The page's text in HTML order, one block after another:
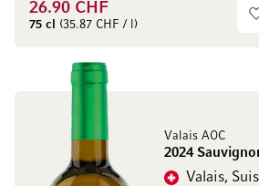
26.90 CHF
75 cl (35.87 CHF / l)
Valais AOC
2024
Valais,